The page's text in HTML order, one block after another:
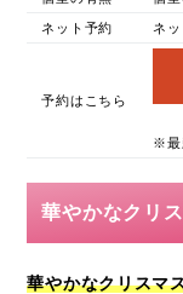
ネット予約 ネ
予約はこちら
※最
華やかなクリ
華やかなクリスマ